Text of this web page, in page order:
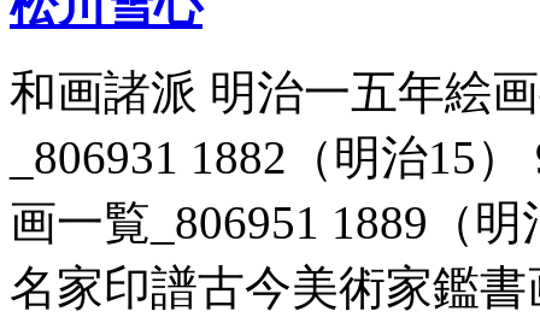
和画諸派 明治一五年絵
_806931 1882（明治15
画一覧_806951 1889（
名家印譜古今美術家鑑書